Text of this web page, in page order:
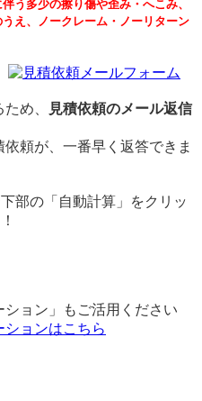
る鉄製亜鉛メッキ丸形構造
ストジンク）の各品サイズ
材など様々な用途に利用さ
す。
処理と なります。
（単価倍率1.00）税込
による価格となります。
項
売品も多少の錆がある場合
の移動・切断・加工・配送
生します事をご了承くださ
ク）構造用鋼管
断
たはL/1000)mm
となります。
文割引適用！
品
ンク） 定寸販売
栓タイプ） エンドキャッ
価品（ノーカット）
（ 2025/07/03 ）
安い鉄パイプの切り売りの見積
み3.2～3.7mmで検索したとこ
横山テクノ（ 2025/07/03 ）
してパイプを継ぎたいと思いま
のΦ42.7ではガタつきます。
。
う多少の擦り傷や歪み・へこみ、
え、ノークレーム・ノーリターン
め、
見積依頼のメール返信
依頼が、一番早く返答できま
ョン」もご活用ください
ョンはこちら